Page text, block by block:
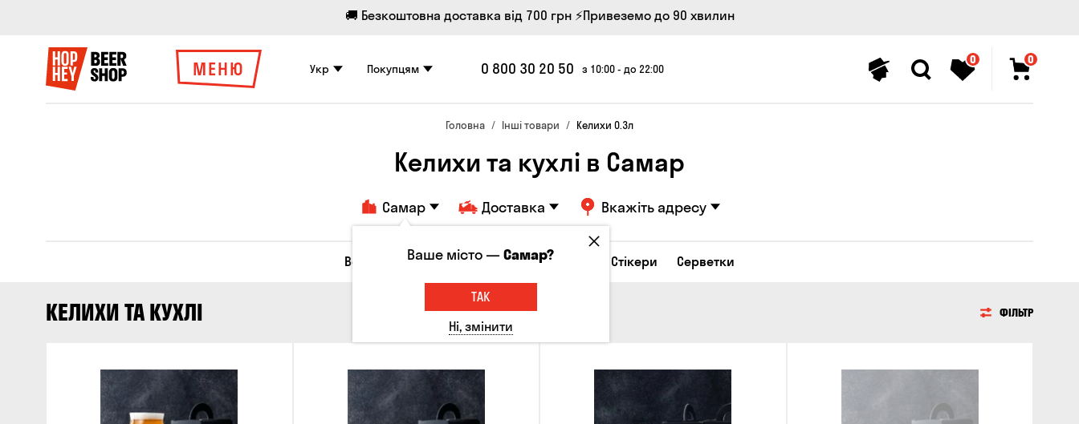
🚚 Безкоштовна доставка від 700 грн ⚡Привеземо до 90 хвилин
МЕНЮ Укр Покупцям 0 800 30 20 50 з 10:00 - до 22:00
0 0
Головна Інші товари Келихи 0.3л
Келихи та кухлі в Самар
Самар Доставка Вкажіть адресу
Всі товари Келихи та кухлі Брелоки Стікери Серветки
КЕЛИХИ ТА КУХЛІ ФІЛЬТР
Ваше місто —Самар?
ТАК
Ні, змінити